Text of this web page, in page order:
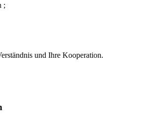
;
und Ihre Kooperation.